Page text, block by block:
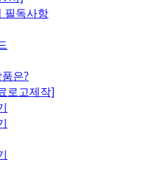
필독사항
은?
로고제작]